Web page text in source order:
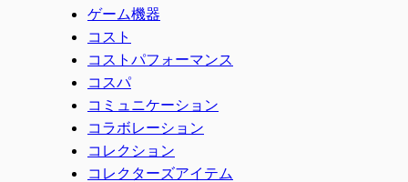
ゲーム機器
コスト
コストパフォーマンス
コスパ
コミュニケーション
コラボレーション
コレクション
コレクターズアイテム